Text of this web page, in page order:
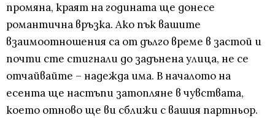
промяна, краят на годината ще донесе
романтична връзка. Ако пък вашите
взаимоотношения са от дълго време в застой и
почти сте стигнали до задънена улица, не се
отчайвайте – надежда има. В началото на
есента ще настъпи затопляне в чувствата,
което отново ще ви сближи с вашия партньор.